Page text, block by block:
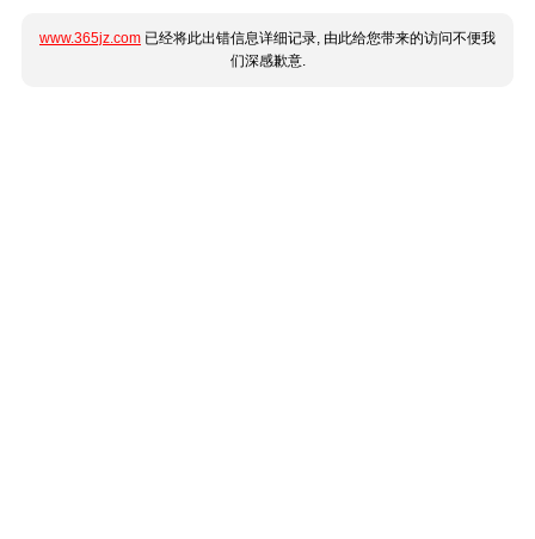
www.365jz.com 已经将此出错信息详细记录, 由此给您带来的访问不便我
们深感歉意.